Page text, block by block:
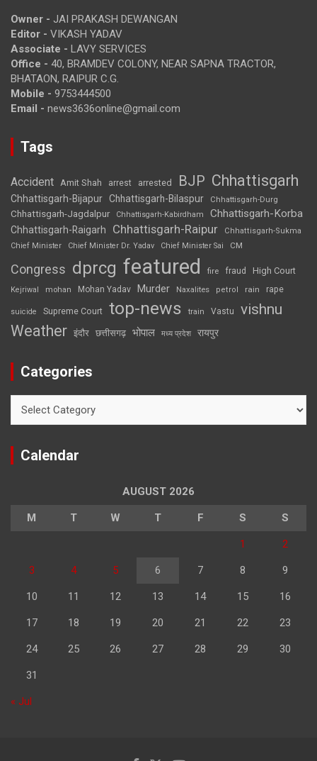
Owner - JAI PRAKASH DEWANGAN
Editor - VIKASH YADAV
Associate - LAVY SERVICES
Office - 40, BRAMDEV COLONY, NEAR SAPNA TRACTOR,
BHATAON, RAIPUR C.G.
Mobile - 9753444500
Email - news3636online@gmail.com
Tags
Accident Amit Shah arrest arrested BJP Chhattisgarh
Chhattisgarh-Bijapur Chhattisgarh-Bilaspur Chhattisgarh-Durg
Chhattisgarh-Jagdalpur Chhattisgarh-Kabirdham Chhattisgarh-Korba
Chhattisgarh-Raigarh Chhattisgarh-Raipur
Chhattisgarh-Sukma
Chief Minister
Chief Minister Dr. Yadav Chief Minister Sai CM
Congress dprcg featured fire fraud High Court
Kejriwal mohan Mohan Yadav Murder Naxalites petrol rain rape
suicide Supreme Court top-news train Vastu vishnu
Weather इंदौर छत्तीसगढ़ भोपाल मध्य प्रदेश रायपुर
Categories
Calendar
AUGUST 2026
M T W T F S S
1 2
3 4 5 6 7 8 9
10 11 12 13 14 15 16
17 18 19 20 21 22 23
24 25 26 27 28 29 30
31
« Jul